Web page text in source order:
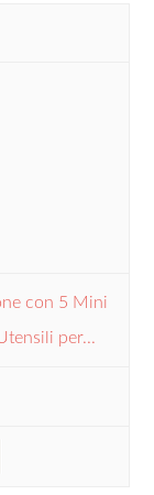
con 5 Mini
per...